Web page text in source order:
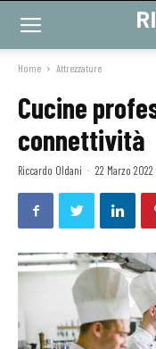
Home Attrezzature
Cucine
connettività
Riccardo Oldani - 22 Marzo 2022